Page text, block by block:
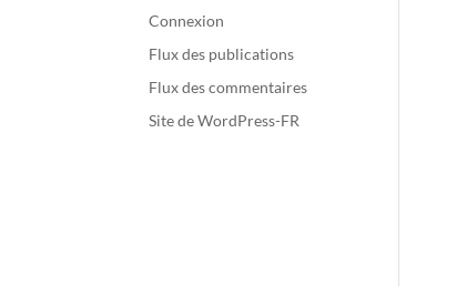
Connexion
Flux des publications
Flux des commentaires
Site de WordPress-FR